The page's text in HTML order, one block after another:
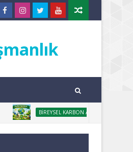
BIREYSEL KARBON AYAK IZI